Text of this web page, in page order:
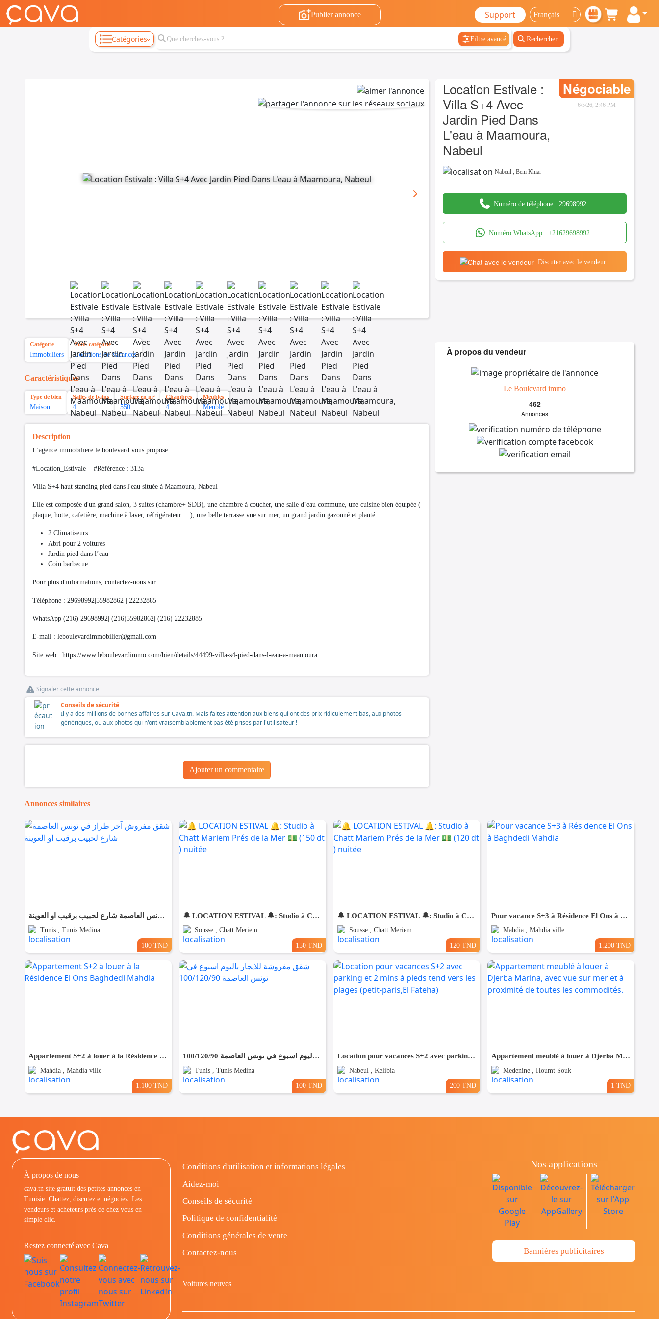
Publier annonce Support
Catégories Filtre avancé Rechercher
Location Estivale :
Villa S+4 Avec
Jardin Pied Dans
L'eau à Maamoura,
Nabeul
Négociable
6/5/26, 2:46 PM
Nabeul ,Beni Khiar
Numéro de téléphone : 29698992
Numéro WhatsApp : +21629698992
Discuter avec le vendeur
Catégorie
Immobiliers
Sous-catégorie
Locations de Vacances
Caractéristiques
Type de bien
Maison
Salles de bains
4
Surface en m²
550
Chambres
4
Meubles
Meublé
Description
L’agence immobilière le boulevard vous propose :
#Location_Estivale #Référence : 313a
Villa S+4 haut standing pied dans l'eau située à Maamoura, Nabeul
Elle est composée d'un grand salon, 3 suites (chambre+ SDB), une chambre à coucher, une salle d’eau commune, une cuisine bien équipée (
plaque, hotte, cafetière, machine à laver, réfrigérateur …), une belle terrasse vue sur mer, un grand jardin gazonné et planté.
2 Climatiseurs
Abri pour 2 voitures
Jardin pied dans l’eau
Coin barbecue
Pour plus d'informations, contactez-nous sur :
Téléphone : 29698992|55982862 | 22232885
WhatsApp (216) 29698992| (216)55982862| (216) 22232885
E-mail : leboulevardimmobilier@gmail.com
Site web : https://www.leboulevardimmo.com/bien/details/44499-villa-s4-pied-dans-l-eau-a-maamoura
Signaler cette annonce
Conseils de sécurité
Il y a des millions de bonnes affaires sur Cava.tn. Mais faites attention aux biens qui ont des prix ridiculement bas, aux photos
génériques, ou aux photos qui n'ont vraisemblablement pas été prises par l'utilisateur !
Ajouter un commentaire
À propos du vendeur
Le Boulevard immo
462
Annonces
Annonces similaires
شقق مفروش آخر طراز في تونس العاصمة شارع لحبيب برقيب او العوينة
Tunis , Tunis Medina
100 TND
🔔 LOCATION ESTIVAL 🔔: Studio à Chatt Mariem Prés de la Mer 💵 (150 dt ) nuitée
Sousse , Chatt Meriem
150 TND
🔔 LOCATION ESTIVAL 🔔: Studio à Chatt Mariem Prés de la Mer 💵 (120 dt ) nuitée
Sousse , Chatt Meriem
120 TND
Pour vacance S+3 à Résidence El Ons à Baghdedi Mahdia
Mahdia , Mahdia ville
1.200 TND
Appartement S+2 à louer à la Résidence El Ons Baghdedi Mahdia
Mahdia , Mahdia ville
1.100 TND
شقق مفروشة للايجار باليوم اسبوع في تونس العاصمة 100/120/90
Tunis , Tunis Medina
100 TND
Location pour vacances S+2 avec parking et 2 mins à pieds tend vers les plages (petit-paris,El Fateha)
Nabeul , Kelibia
200 TND
Appartement meublé à louer à Djerba Marina, avec vue sur mer et à proximité de toutes les commodités.
Medenine , Houmt Souk
1 TND
À propos de nous
cava.tn site gratuit des petites annonces en
Tunisie: Chattez, discutez et négociez. Les
vendeurs et acheteurs prés de chez vous en
simple clic.
Restez connecté avec Cava
Conditions d'utilisation et informations légales
Aidez-moi
Conseils de sécurité
Politique de confidentialité
Conditions générales de vente
Contactez-nous
Voitures neuves
Nos applications
Bannières publicitaires